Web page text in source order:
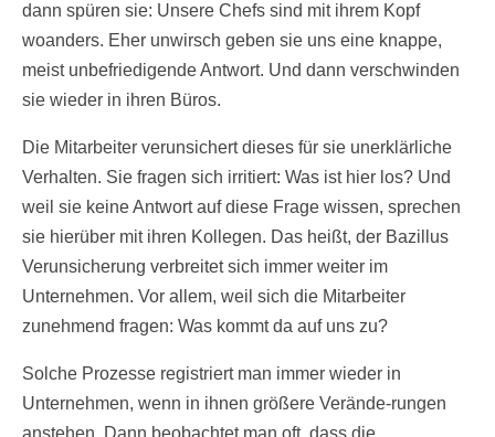
dann spüren sie: Unsere Chefs sind mit ihrem Kopf
woanders. Eher unwirsch geben sie uns eine knappe,
meist unbefriedigende Antwort. Und dann verschwinden
sie wieder in ihren Büros.
Die Mitarbeiter verunsichert dieses für sie unerklärliche
Verhalten. Sie fragen sich irritiert: Was ist hier los? Und
weil sie keine Antwort auf diese Frage wissen, sprechen
sie hierüber mit ihren Kollegen. Das heißt, der Bazillus
Verunsicherung verbreitet sich immer weiter im
Unternehmen. Vor allem, weil sich die Mitarbeiter
zunehmend fragen: Was kommt da auf uns zu?
Solche Prozesse registriert man immer wieder in
Unternehmen, wenn in ihnen größere Verände-rungen